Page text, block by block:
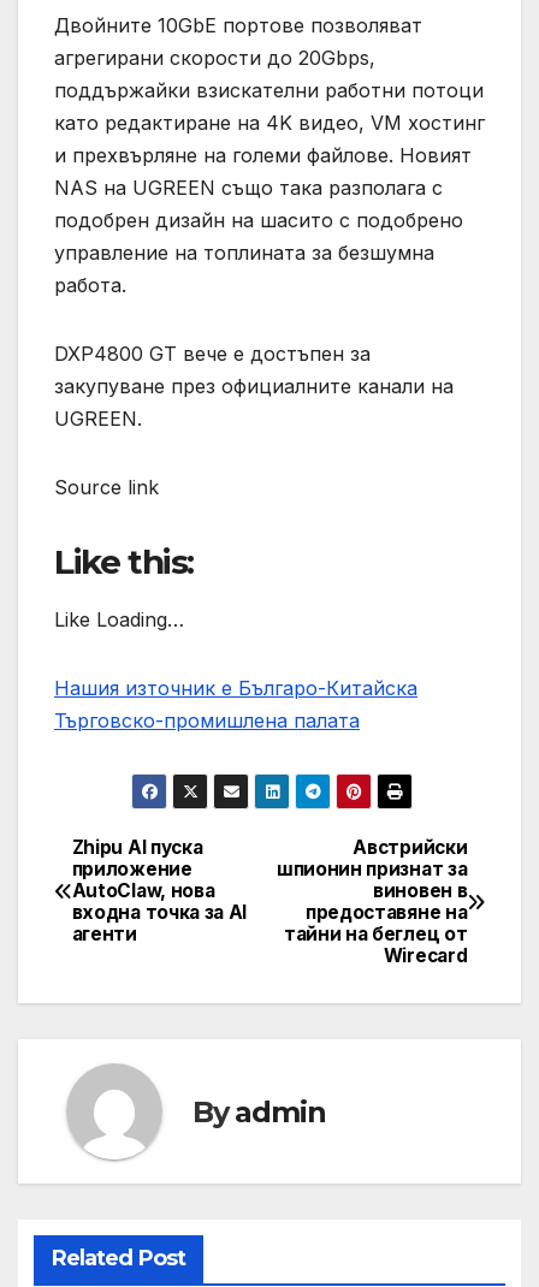
Двойните 10GbE портове позволяват
агрегирани скорости до 20Gbps,
поддържайки взискателни работни потоци
като редактиране на 4K видео, VM хостинг
и прехвърляне на големи файлове. Новият
NAS на UGREEN също така разполага с
подобрен дизайн на шасито с подобрено
управление на топлината за безшумна
работа.
DXP4800 GT вече е достъпен за
закупуване през официалните канали на
UGREEN.
Source link
Like this:
Like Loading…
Нашия източник е Българо-Китайска
Търговско-промишлена палaта
Post
navigation
Австрийски
шпионин признат за
виновен в
предоставяне на
тайни на беглец от
Wirecard
Zhipu AI пуска
приложение
AutoClaw, нова
входна точка за AI
агенти
Byadmin
Related Post